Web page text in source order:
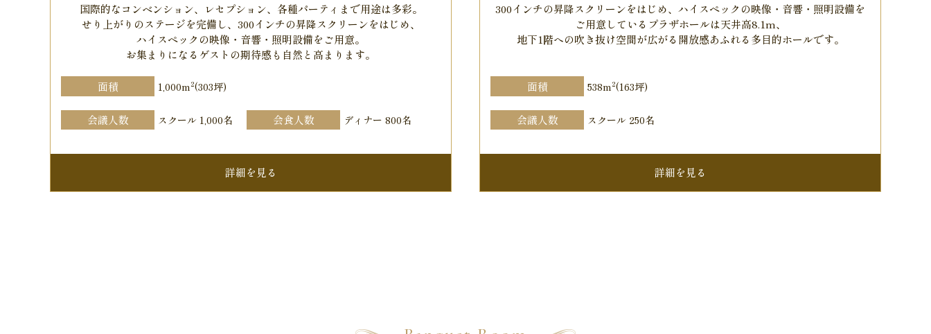
国際的なコンベンション、レセプション、各種パーティまで用途は多彩。
せり上がりのステージを完備し、300インチの昇降スクリーンをはじめ、
ハイスペックの映像・音響・照明設備をご用意。
お集まりになるゲストの期待感も自然と高まります。
面積 1,000m 2(303坪)
会議人数 スクール 1,000名 会食人数 ディナー 800名
詳細を見る
300インチの昇降スクリーンをはじめ、ハイスペックの映像・音響・照明設備を
ご用意しているプラザホールは天井高8.1m、
地下1階への吹き抜け空間が広がる開放感あふれる多目的ホールです。
面積 538m 2(163坪)
会議人数 スクール 250名
詳細を見る